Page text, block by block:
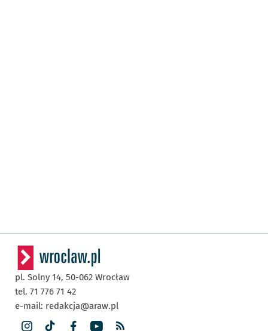
pl. Solny 14, 50-062 Wrocław
tel. 71 776 71 42
e-mail: redakcja@araw.pl